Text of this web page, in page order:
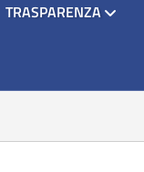
TRASPARENZA